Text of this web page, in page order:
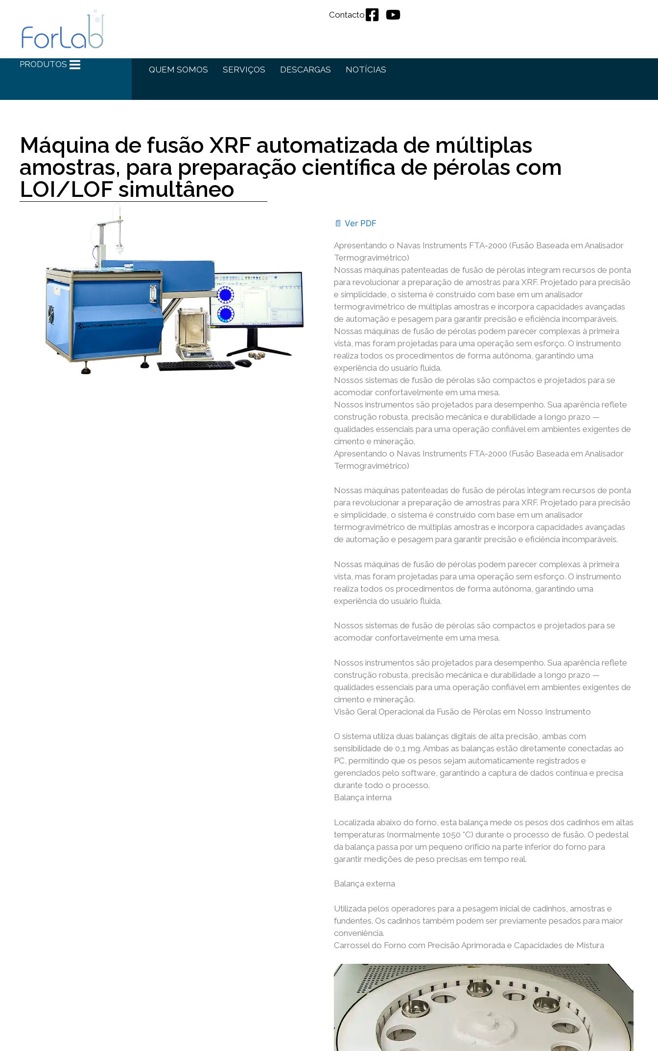
Contacto
PRODUTOS
QUEM SOMOS SERVIÇOS DESCARGAS NOTÍCIAS
Máquina de fusão XRF automatizada de múltiplas
amostras, para preparação científica de pérolas com
LOI/LOF simultâneo
📄 Ver PDF
Apresentando o Navas Instruments FTA-2000 (Fusão Baseada em Analisador
Termogravimétrico)
Nossas máquinas patenteadas de fusão de pérolas integram recursos de ponta
para revolucionar a preparação de amostras para XRF. Projetado para precisão
e simplicidade, o sistema é construído com base em um analisador
termogravimétrico de múltiplas amostras e incorpora capacidades avançadas
de automação e pesagem para garantir precisão e eficiência incomparáveis.
Nossas máquinas de fusão de pérolas podem parecer complexas à primeira
vista, mas foram projetadas para uma operação sem esforço. O instrumento
realiza todos os procedimentos de forma autônoma, garantindo uma
experiência do usuário fluida.
Nossos sistemas de fusão de pérolas são compactos e projetados para se
acomodar confortavelmente em uma mesa.
Nossos instrumentos são projetados para desempenho. Sua aparência reflete
construção robusta, precisão mecânica e durabilidade a longo prazo —
qualidades essenciais para uma operação confiável em ambientes exigentes de
cimento e mineração.
Apresentando o Navas Instruments FTA-2000 (Fusão Baseada em Analisador
Termogravimétrico)
Nossas máquinas patenteadas de fusão de pérolas integram recursos de ponta
para revolucionar a preparação de amostras para XRF. Projetado para precisão
e simplicidade, o sistema é construído com base em um analisador
termogravimétrico de múltiplas amostras e incorpora capacidades avançadas
de automação e pesagem para garantir precisão e eficiência incomparáveis.
Nossas máquinas de fusão de pérolas podem parecer complexas à primeira
vista, mas foram projetadas para uma operação sem esforço. O instrumento
realiza todos os procedimentos de forma autônoma, garantindo uma
experiência do usuário fluida.
Nossos sistemas de fusão de pérolas são compactos e projetados para se
acomodar confortavelmente em uma mesa.
Nossos instrumentos são projetados para desempenho. Sua aparência reflete
construção robusta, precisão mecânica e durabilidade a longo prazo —
qualidades essenciais para uma operação confiável em ambientes exigentes de
cimento e mineração.
Visão Geral Operacional da Fusão de Pérolas em Nosso Instrumento
O sistema utiliza duas balanças digitais de alta precisão, ambas com
sensibilidade de 0,1 mg. Ambas as balanças estão diretamente conectadas ao
PC, permitindo que os pesos sejam automaticamente registrados e
gerenciados pelo software, garantindo a captura de dados contínua e precisa
durante todo o processo.
Balança interna
Localizada abaixo do forno, esta balança mede os pesos dos cadinhos em altas
temperaturas (normalmente 1050 °C) durante o processo de fusão. O pedestal
da balança passa por um pequeno orifício na parte inferior do forno para
garantir medições de peso precisas em tempo real.
Balança externa
Utilizada pelos operadores para a pesagem inicial de cadinhos, amostras e
fundentes. Os cadinhos também podem ser previamente pesados para maior
conveniência.
Carrossel do Forno com Precisão Aprimorada e Capacidades de Mistura